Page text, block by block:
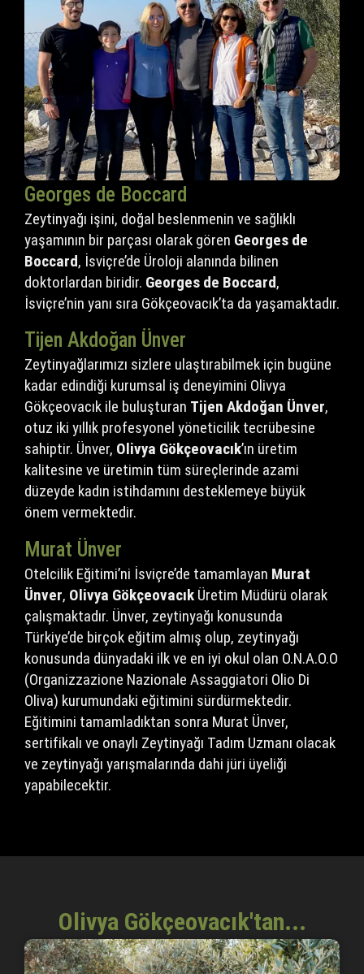
Georges de Boccard
Zeytinyağı işini, doğal beslenmenin ve sağlıklı
yaşamının bir parçası olarak gören Georges de
Boccard, İsviçre’de Üroloji alanında bilinen
doktorlardan biridir. Georges de Boccard,
İsviçre’nin yanı sıra Gökçeovacık’ta da yaşamaktadır.
Tijen Akdoğan Ünver
Zeytinyağlarımızı sizlere ulaştırabilmek için bugüne
kadar edindiği kurumsal iş deneyimini Olivya
Gökçeovacık ile buluşturan Tijen Akdoğan Ünver,
otuz iki yıllık profesyonel yöneticilik tecrübesine
sahiptir. Ünver, Olivya Gökçeovacık’ın üretim
kalitesine ve üretimin tüm süreçlerinde azami
düzeyde kadın istihdamını desteklemeye büyük
önem vermektedir.
Murat Ünver
Otelcilik Eğitimi’ni İsviçre’de tamamlayan Murat
Ünver, Olivya Gökçeovacık Üretim Müdürü olarak
çalışmaktadır. Ünver, zeytinyağı konusunda
Türkiye’de birçok eğitim almış olup, zeytinyağı
konusunda dünyadaki ilk ve en iyi okul olan O.N.A.O.O
(Organizzazione Nazionale Assaggiatori Olio Di
Oliva) kurumundaki eğitimini sürdürmektedir.
Eğitimini tamamladıktan sonra Murat Ünver,
sertifikalı ve onaylı Zeytinyağı Tadım Uzmanı olacak
ve zeytinyağı yarışmalarında dahi jüri üyeliği
yapabilecektir.
Olivya Gökçeovacık'tan...